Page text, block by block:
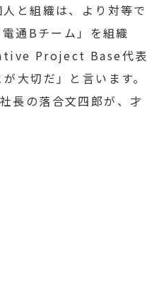
と組織は、より対等で
通Bチーム」を組織
Project Base代表
大切だ」と言います。
長の落合文四郎が、才